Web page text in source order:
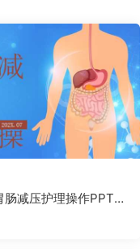
减压护理操作PPT模